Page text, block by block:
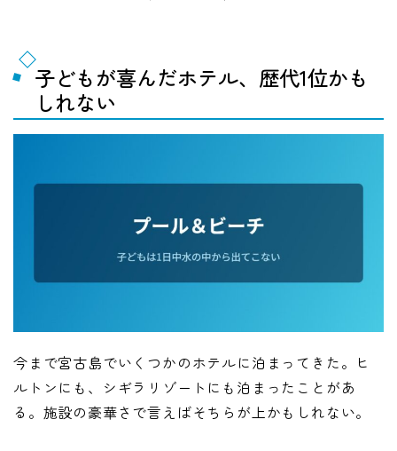
子どもが喜んだホテル、歴代1位かも
しれない
今まで宮古島でいくつかのホテルに泊まってきた。ヒ
ルトンにも、シギラリゾートにも泊まったことがあ
る。施設の豪華さで言えばそちらが上かもしれない。